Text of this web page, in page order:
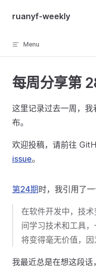
Skip to content
ruanyf-weekly
Menu
每周分享第
这里记录过去一周，
布。
欢迎投稿，请前往
issue。
第24期时，我引用了
在软件开发中，技
间学习技术和工具
将变得毫无价值，因
我最近总是在想这段话